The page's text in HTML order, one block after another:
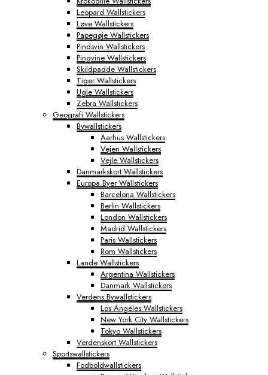
Leopard Wallstickers
Løve Wallstickers
Papegøje Wallstickers
Pindsvin Wallstickers
Pingvine Wallstickers
Skildpadde Wallstickers
Tiger Wallstickers
Ugle Wallstickers
Zebra Wallstickers
Geografi Wallstickers
Bywallstickers
Aarhus Wallstickers
Vejen Wallstickers
Vejle Wallstickers
Danmarkskort Wallstickers
Europa Byer Wallstickers
Barcelona Wallstickers
Berlin Wallstickers
London Wallstickers
Madrid Wallstickers
Paris Wallstickers
Rom Wallstickers
Lande Wallstickers
Argentina Wallstickers
Danmark Wallstickers
Verdens Bywallstickers
Los Angeles Wallstickers
New York City Wallstickers
Tokyo Wallstickers
Verdenskort Wallstickers
Sportswallstickers
Fodboldwallstickers